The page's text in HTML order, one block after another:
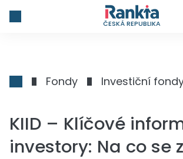
ČESKÁ REPUBLIKA
Fondy Investiční
KIID – Klíčové
investory: Na co se